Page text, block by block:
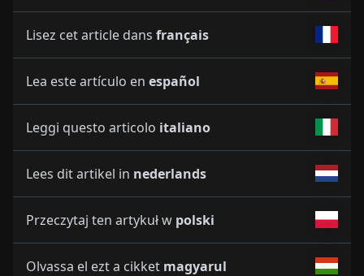
Lisez cet article dans français
Lea este artículo en español
Leggi questo articolo italiano
Lees dit artikel in nederlands
Przeczytaj ten artykuł w polski
Olvassa el ezt a cikket magyarul